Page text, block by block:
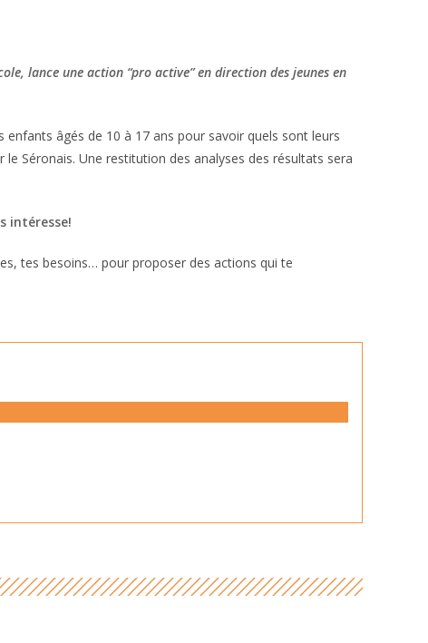
lance une action “pro active” en direction des jeunes en
âgés de 10 à 17 ans pour savoir quels sont leurs
Séronais. Une restitution des analyses des résultats sera
intéresse!
tes besoins… pour proposer des actions qui te